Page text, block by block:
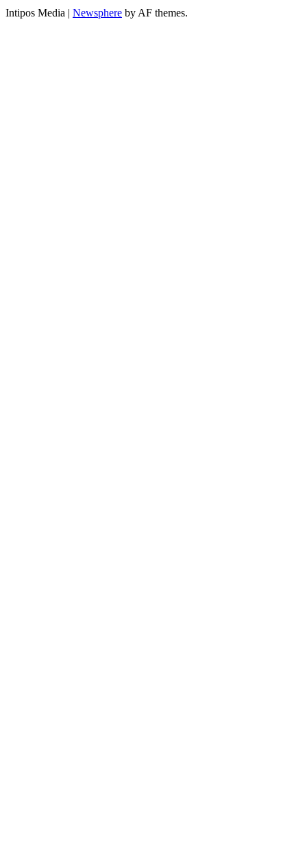
Intipos Media | Newsphere by AF themes.